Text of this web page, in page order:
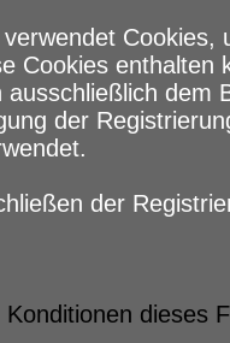
Cookies enthalten
ausschließlich dem
der
der
Konditionen dieses